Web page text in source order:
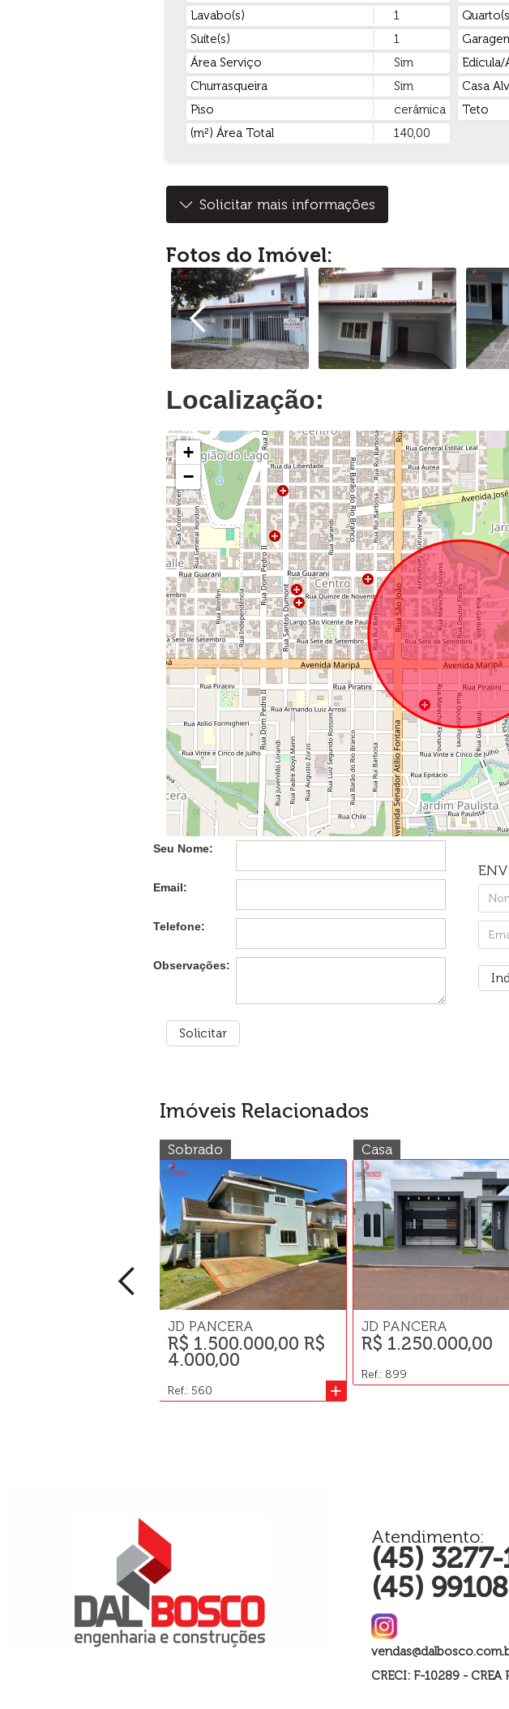
Lavabo(s)
1
Suíte(s)
1
Área Serviço
Sim Edícula/
Churrasqueira
Sim Casa
Piso
cerâmica Teto
(m²) Área Total
140,00
Solicitar mais informações
Fotos do Imóvel:
Localização:
+
−
Mais Detalhes:
Seu Nome:
Email:
Telefone:
Observações:
Imóveis Relacionados
Sobrado
JD PANCERA
R$ 1.500.000,00 R$
4.000,00
+
Ref.: 560
Casa
JD PANCERA
R$ 1.250.000,00
Ref.: 899
Atendimento:
(45)
(45)
CRECI: F-10289 - CREA